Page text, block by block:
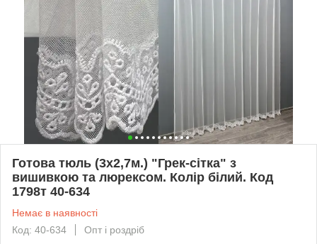
Готова тюль (3х2,7м.) "Грек-сітка" з
вишивкою та люрексом. Колір білий. Код
1798т 40-634
Немає в наявності
Код: 40-634
Опт і роздріб